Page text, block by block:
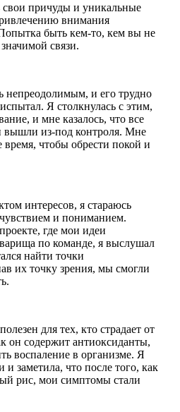
причуды и уникальные
внимания
быть кем-то, кем вы не
связи.
непреодолимым, и его трудно
Я столкнулась с этим,
и мне казалось, что все
вышли из-под контроля. Мне
время, чтобы обрести покой и
интересов, я стараюсь
и пониманием.
где мои идеи
по команде, я выслушал
найти точки
их точку зрения, мы смогли
для тех, кто страдает от
он содержит антиоксиданты,
воспаление в организме. Я
и заметила, что после того, как
рис, мои симптомы стали